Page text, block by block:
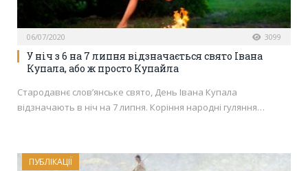
06/07/2020 3099
У ніч з 6 на 7 липня відзначається свято Івана
Купала, або ж просто Купайла
Стародавнє слов’янське свято, День Івана Купала
відзначають в ніч на 7 липня. Коріння народні гуляння…
ПУБЛІКАЦІЇ